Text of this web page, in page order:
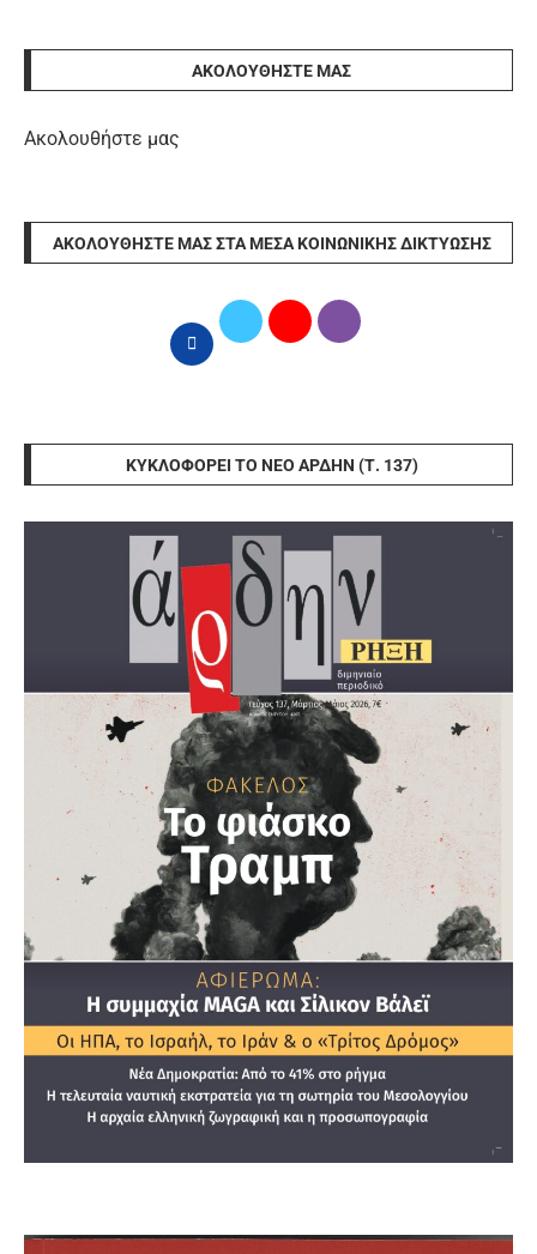
ΑΚΟΛΟΥΘΉΣΤΕ ΜΑΣ
Ακολουθήστε μας
ΑΚΟΛΟΥΘΉΣΤΕ ΜΑΣ ΣΤΑ ΜΈΣΑ ΚΟΙΝΩΝΙΚΉΣ ΔΙΚΤΎΩΣΗΣ
ΚΥΚΛΟΦΟΡΕΊ ΤΟ ΝΈΟ ΆΡΔΗΝ (Τ. 137)